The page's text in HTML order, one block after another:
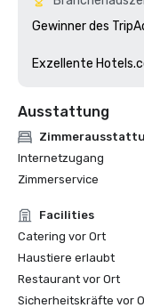
Gewinner des
Exzellente
Ausstattung
Internetzugang
Zimmerservice
Facilities
Catering vor Ort
Haustiere erlaubt
Restaurant vor Ort
Sicherheitskräfte vor